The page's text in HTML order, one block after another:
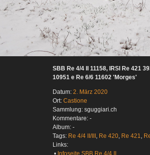
SBB Re 4/4 II 11158, IRSI Re 421
10951 e Re 6/6 11602 'Morges'
Datum: 2. März 2020
Ort: Castione
Sammlung: sguggiari.ch
Kommentare: -
Album: -
Tags: Re 4/4 II/III , Re 420, Re 421,
Links: